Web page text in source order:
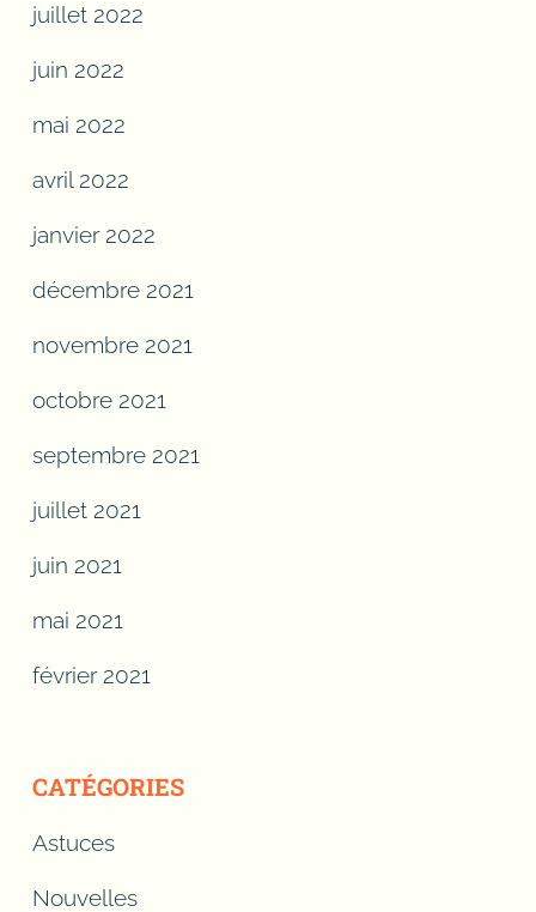
juillet 2022
juin 2022
mai 2022
avril 2022
janvier 2022
décembre 2021
novembre 2021
octobre 2021
septembre 2021
juillet 2021
juin 2021
mai 2021
février 2021
CATÉGORIES
Astuces
Nouvelles